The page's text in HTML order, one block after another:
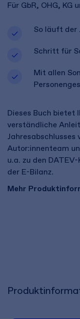
Für GbR, OHG, KG
So läuft der
Schritt für
Mit allen
Dieses Buch bietet
verständliche
Jahresabschlusses
Autor:innenteam
u.a. zu den
der E-Bilanz.
Mehr